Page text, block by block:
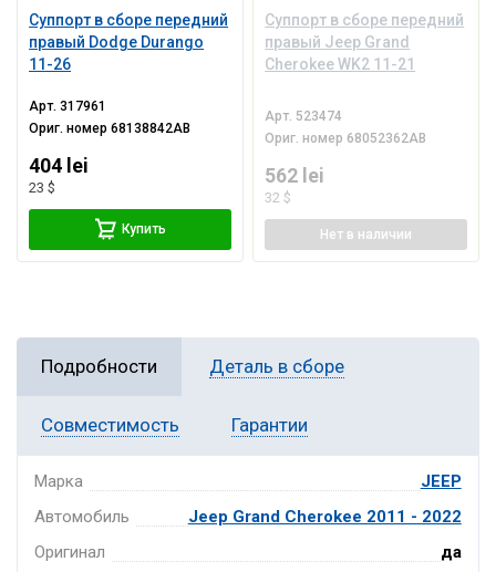
Суппорт в сборе передний
правый Dodge Durango
11-26
Арт.317961
Ориг. номер68138842AB
404 lei
23 $
Купить
Суппорт в сборе передний
правый Jeep Grand
Cherokee WK2 11-21
Арт. 523474
Ориг. номер 68052362AB
562 lei
32 $
Нет в наличии
Подробности Деталь в сборе
Совместимость Гарантии
Марка
JEEP
Автомобиль
Jeep Grand Cherokee 2011 - 2022
Оригинал
да